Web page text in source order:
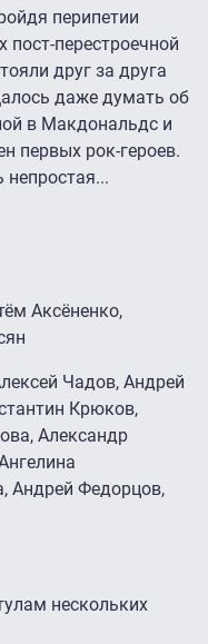
перипетии
пост-перестроечной
друг за друга
даже думать об
в Макдональдс и
первых рок-героев.
непростая...
Аксёненко,
Чадов, Андрей
Крюков,
Александр
Андрей Федорцов,
нескольких